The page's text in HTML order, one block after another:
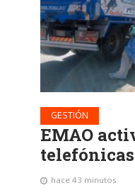
GESTIÓN
EMAO
hace 43 minutos